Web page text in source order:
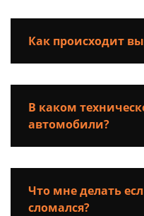
Как происходит
В каком
автомобили?
Что мне делать
сломался?